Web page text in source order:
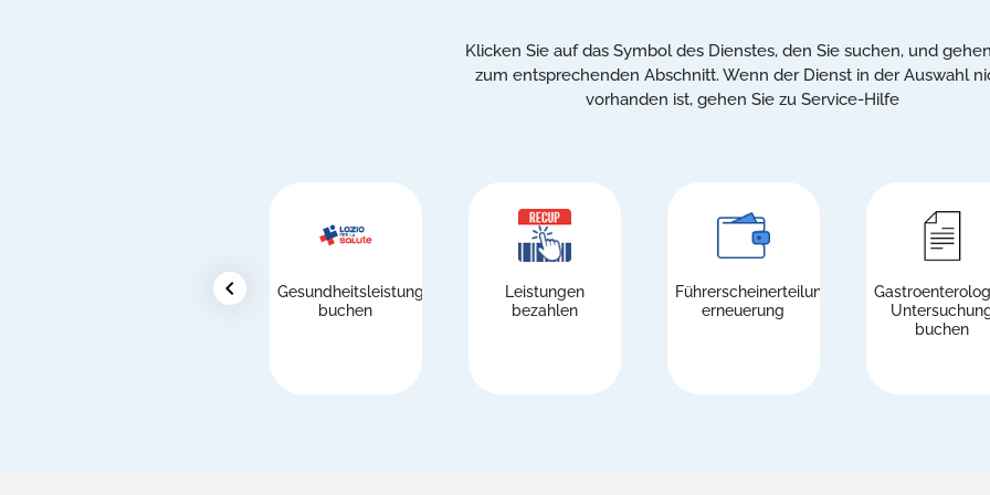
Klicken Sie auf das Symbol des Dienstes, den Sie suchen, und
zum entsprechenden Abschnitt. Wenn der Dienst in der Auswahl
vorhanden ist, gehen Sie zu Service-Hilfe
chevron_left
Gesundheitsleistungen
buchen
Leistungen
bezahlen
Führerscheinerteilung/-
erneuerung
buchen